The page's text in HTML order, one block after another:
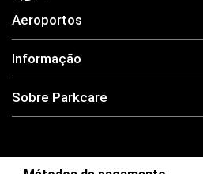
Aeroportos
Informação
Sobre Parkcare